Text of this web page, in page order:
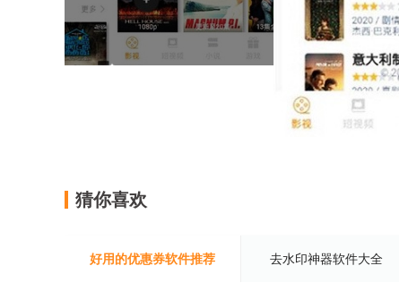
猜你喜欢
好用的优惠券软件推荐 去水印神器软件大全